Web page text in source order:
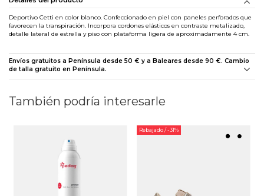
Deportivo Cetti en color blanco. Confeccionado en piel con paneles perforados que
favorecen la transpiración. Incorpora cordones elásticos en contraste metalizado,
detalle lateral de estrella y piso con plataforma ligera de aproximadamente 4 cm.
Envíos gratuitos a Península desde 50 € y a Baleares desde 90 €. Cambio
de talla gratuito en Península.
También podría interesarle
Rebajado/ -31%